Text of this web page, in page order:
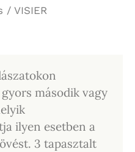
/ VISIER
második vagy
ilyen esetben a
3 tapasztalt